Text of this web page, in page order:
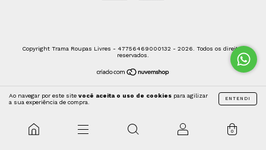
Ao navegar por este site você aceita o uso de cookies para agilizar
a sua experiência de compra.
ENTENDI
0
Copyright Trama Roupas Livres - 47756469000132 - 2026. Todos os direitos
reservados.